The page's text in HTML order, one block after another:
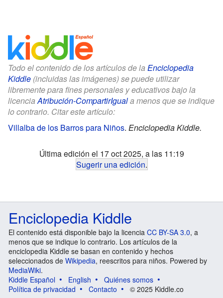
Todo el contenido de los artículos de la Enciclopedia
Kiddle (incluidas las imágenes) se puede utilizar
libremente para fines personales y educativos bajo la
licenciaAtribución-CompartirIguala menos que se indique
lo contrario. Citar este artículo:
Villalba de los Barros para Niños. Enciclopedia Kiddle.
Última edición el 17 oct 2025, a las 11:19
Sugerir una edición.
Enciclopedia Kiddle
El contenido está disponible bajo la licencia CC BY-SA 3.0, a
menos que se indique lo contrario. Los artículos de la
enciclopedia Kiddle se basan en contenido y hechos
seleccionados de Wikipedia, reescritos para niños. Powered by
MediaWiki.
Kiddle Español
English
Quiénes somos
Política de privacidad
Contacto © 2025 Kiddle.co